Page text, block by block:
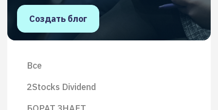
Создать блог
Все
2Stocks Dividend